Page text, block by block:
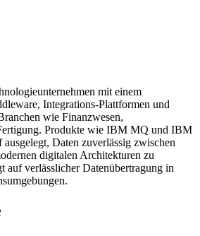
mit einem
Integrations-Plattformen und
wie Finanzwesen,
Produkte wie IBM MQ und IBM
Daten zuverlässig zwischen
digitalen Architekturen zu
auf verlässlicher Datenübertragung in